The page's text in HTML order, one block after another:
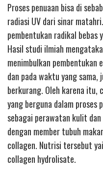
Proses penuaan bisa di
radiasi UV dari sinar
pembentukan radikal bebas
Hasil studi ilmiah
menimbulkan pembentukan
dan pada waktu yang
berkurang. Oleh karena itu,
yang berguna dalam proses
sebagai perawatan kulit
dengan member tubuh
collagen. Nutrisi tersebut
collagen hydrolisate.